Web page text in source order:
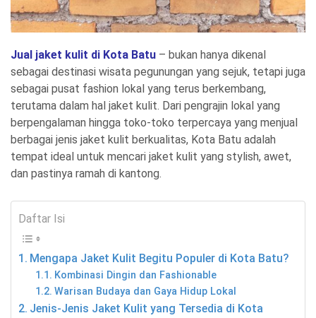
Jual jaket kulit di Kota Batu – bukan hanya dikenal
sebagai destinasi wisata pegunungan yang sejuk, tetapi juga
sebagai pusat fashion lokal yang terus berkembang,
terutama dalam hal jaket kulit. Dari pengrajin lokal yang
berpengalaman hingga toko-toko terpercaya yang menjual
berbagai jenis jaket kulit berkualitas, Kota Batu adalah
tempat ideal untuk mencari jaket kulit yang stylish, awet,
dan pastinya ramah di kantong.
Daftar Isi
Mengapa Jaket Kulit Begitu Populer di Kota Batu?
Kombinasi Dingin dan Fashionable
Warisan Budaya dan Gaya Hidup Lokal
Jenis-Jenis Jaket Kulit yang Tersedia di Kota